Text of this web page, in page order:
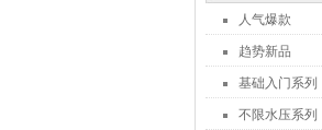
人气爆款
趋势新品
基础入门系列
不限水压系列